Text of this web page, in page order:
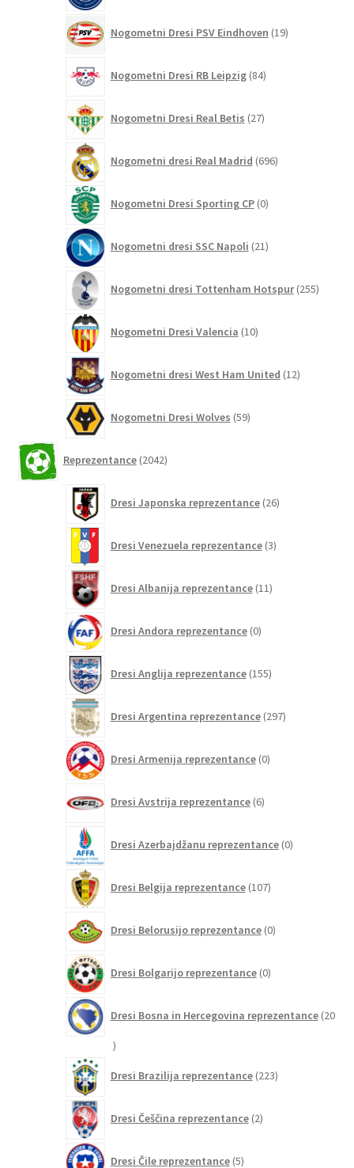
Nogometni Dresi PSV Eindhoven 19izdelkov
Nogometni Dresi RB Leipzig 84izdelkov
Nogometni Dresi Real Betis 27izdelkov
Nogometni dresi Real Madrid 696izdelkov
Nogometni Dresi Sporting CP 0izdelkov
Nogometni dresi SSC Napoli 21izdelkov
Nogometni dresi Tottenham Hotspur 255
Nogometni Dresi Valencia 10izdelkov
Nogometni dresi West Ham United 12izdelkov
Nogometni Dresi Wolves 59izdelkov
Reprezentance 2042izdelkov
Dresi Japonska reprezentance 26izdelkov
Dresi Venezuela reprezentance 3izdelki
Dresi Albanija reprezentance 11izdelkov
Dresi Andora reprezentance 0izdelkov
Dresi Anglija reprezentance 155izdelkov
Dresi Argentina reprezentance 297izdelkov
Dresi Armenija reprezentance 0izdelkov
Dresi Avstrija reprezentance 6izdelkov
Dresi Azerbajdžanu reprezentance 0izdelkov
Dresi Belgija reprezentance 107izdelkov
Dresi Belorusijo reprezentance 0izdelkov
Dresi Bolgarijo reprezentance 0izdelkov
Dresi Bosna in Hercegovina reprezentance 20
20
Dresi Brazilija reprezentance 223izdelkov
Dresi Češčina reprezentance 2izdelka
Dresi Čile reprezentance 5